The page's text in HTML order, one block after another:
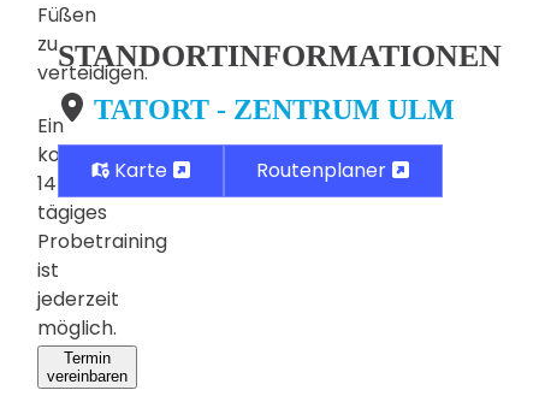
Füßen
zu
verteidigen.
Ein
kostenloses,
14-
tägiges
Probetraining
ist
jederzeit
möglich.
Termin
vereinbaren
STANDORTINFORMATIONEN
TATORT - ZENTRUM ULM
Karte Routenplaner